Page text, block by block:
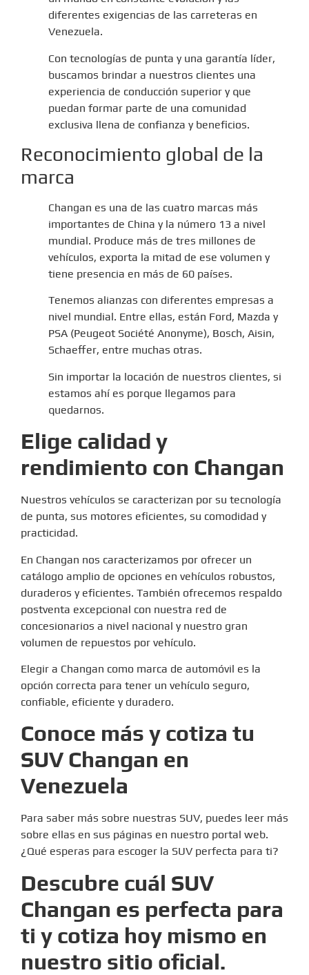
diferentes exigencias de las carreteras en
Venezuela.
Con tecnologías de punta y una garantía líder,
buscamos brindar a nuestros clientes una
experiencia de conducción superior y que
puedan formar parte de una comunidad
exclusiva llena de confianza y beneficios.
Reconocimiento global de la
marca
Changan es una de las cuatro marcas más
importantes de China y la número 13 a nivel
mundial. Produce más de tres millones de
vehículos, exporta la mitad de ese volumen y
tiene presencia en más de 60 países.
Tenemos alianzas con diferentes empresas a
nivel mundial. Entre ellas, están Ford, Mazda y
PSA (Peugeot Société Anonyme), Bosch, Aisin,
Schaeffer, entre muchas otras.
Sin importar la locación de nuestros clientes, si
estamos ahí es porque llegamos para
quedarnos.
Elige calidad y
rendimiento con Changan
Nuestros vehículos se caracterizan por su tecnología
de punta, sus motores eficientes, su comodidad y
practicidad.
En Changan nos caracterizamos por ofrecer un
catálogo amplio de opciones en vehículos robustos,
duraderos y eficientes. También ofrecemos respaldo
postventa excepcional con nuestra red de
concesionarios a nivel nacional y nuestro gran
volumen de repuestos por vehículo.
Elegir a Changan como marca de automóvil es la
opción correcta para tener un vehículo seguro,
confiable, eficiente y duradero.
Conoce más y cotiza tu
SUV Changan en
Venezuela
Para saber más sobre nuestras SUV, puedes leer más
sobre ellas en sus páginas en nuestro portal web.
¿Qué esperas para escoger la SUV perfecta para ti?
Descubre cuál SUV
Changan es perfecta para
ti y cotiza hoy mismo en
nuestro sitio oficial.